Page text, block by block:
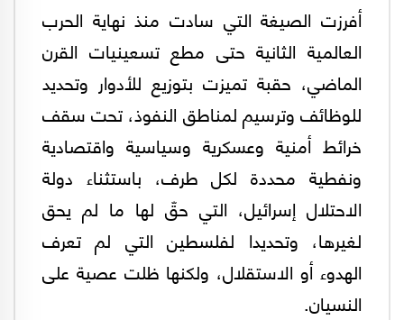
أفرزت الصيغة التي سادت منذ نهاية الحرب
العالمية الثانية حتى مطع تسعينيات القرن
الماضي، حقبة تميزت بتوزيع للأدوار وتحديد
للوظائف وترسيم لمناطق النفوذ، تحت سقف
خرائط أمنية وعسكرية وسياسية واقتصادية
ونفطية محددة لكل طرف، باستثناء دولة
الاحتلال إسرائيل، التي حقّ لها ما لم يحق
لغيرها، وتحديدا لفلسطين التي لم تعرف
الهدوء أو الاستقلال، ولكنها ظلت عصية على
النسيان.